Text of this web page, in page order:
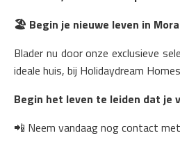
🏖️ Begin je nieuwe leven in
Blader nu door onze exclusieve
ideale huis, bij Holidaydream
Begin het leven te leiden dat je
📲 Neem vandaag nog contact